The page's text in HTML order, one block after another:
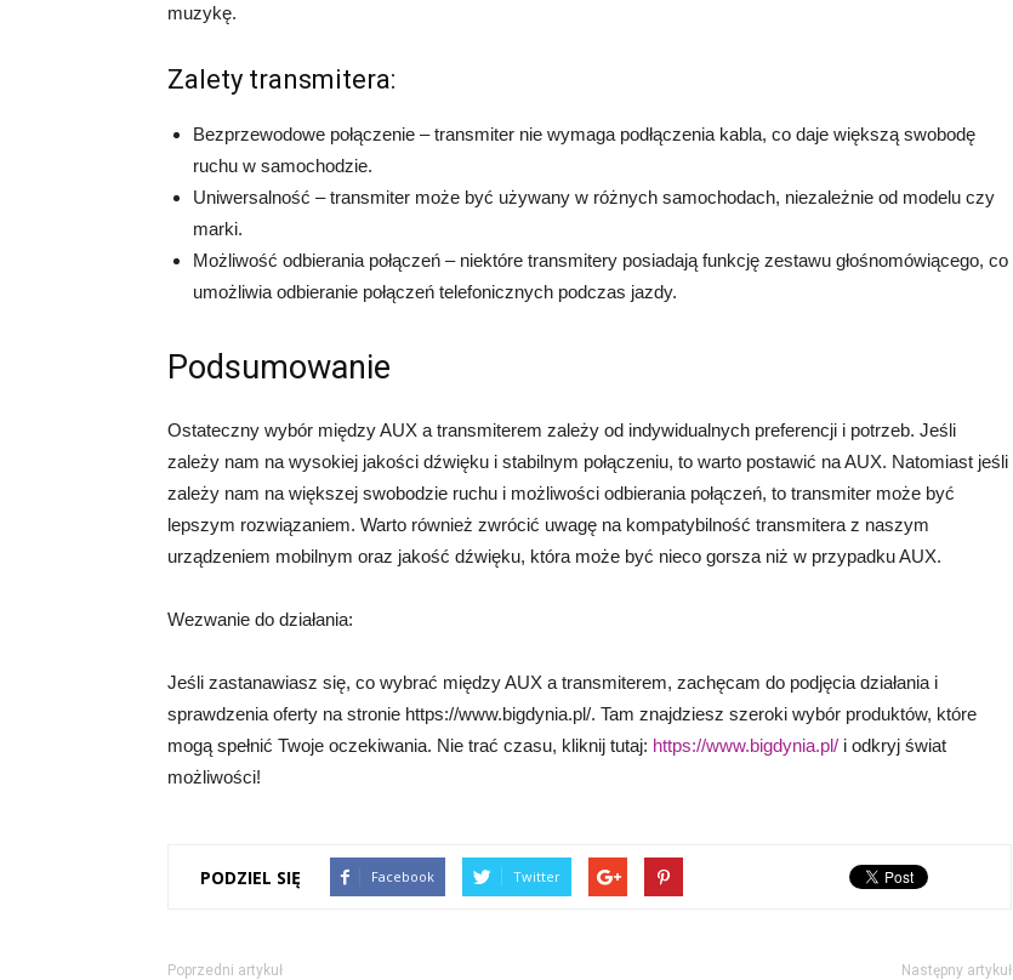
muzykę.
Zalety transmitera:
Bezprzewodowe połączenie – transmiter nie wymaga podłączenia kabla, co daje większą swobodę
ruchu w samochodzie.
Uniwersalność – transmiter może być używany w różnych samochodach, niezależnie od modelu czy
marki.
Możliwość odbierania połączeń – niektóre transmitery posiadają funkcję zestawu głośnomówiącego, co
umożliwia odbieranie połączeń telefonicznych podczas jazdy.
Podsumowanie
Ostateczny wybór między AUX a transmiterem zależy od indywidualnych preferencji i potrzeb. Jeśli
zależy nam na wysokiej jakości dźwięku i stabilnym połączeniu, to warto postawić na AUX. Natomiast jeśli
zależy nam na większej swobodzie ruchu i możliwości odbierania połączeń, to transmiter może być
lepszym rozwiązaniem. Warto również zwrócić uwagę na kompatybilność transmitera z naszym
urządzeniem mobilnym oraz jakość dźwięku, która może być nieco gorsza niż w przypadku AUX.
Wezwanie do działania:
Jeśli zastanawiasz się, co wybrać między AUX a transmiterem, zachęcam do podjęcia działania i
sprawdzenia oferty na stronie https://www.bigdynia.pl/. Tam znajdziesz szeroki wybór produktów, które
mogą spełnić Twoje oczekiwania. Nie trać czasu, kliknij tutaj: https://www.bigdynia.pl/ i odkryj świat
możliwości!
PODZIEL SIĘ Facebook Twitter
Poprzedni artykuł Następny artykuł